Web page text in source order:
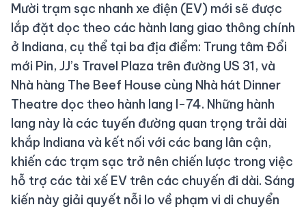
Mười trạm sạc nhanh xe điện (EV) mới sẽ được
lắp đặt dọc theo các hành lang giao thông chính
ở Indiana, cụ thể tại ba địa điểm: Trung tâm Đổi
mới Pin, JJ’s Travel Plaza trên đường US 31, và
Nhà hàng The Beef House cùng Nhà hát Dinner
Theatre dọc theo hành lang I-74. Những hành
lang này là các tuyến đường quan trọng trải dài
khắp Indiana và kết nối với các bang lân cận,
khiến các trạm sạc trở nên chiến lược trong việc
hỗ trợ các tài xế EV trên các chuyến đi dài. Sáng
kiến này giải quyết nỗi lo về phạm vi di chuyển